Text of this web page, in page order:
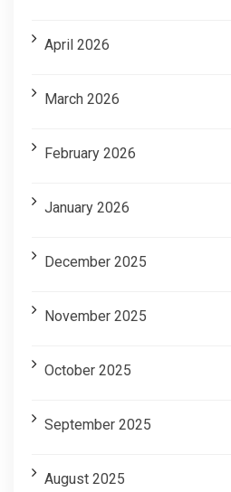
April 2026
March 2026
February 2026
January 2026
December 2025
November 2025
October 2025
September 2025
August 2025